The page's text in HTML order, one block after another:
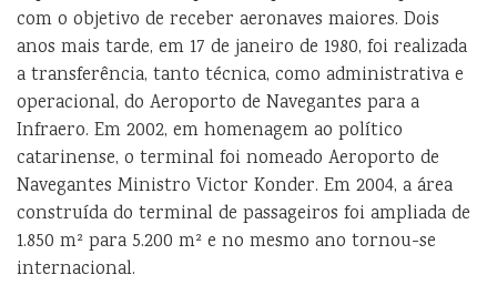
com o objetivo de receber aeronaves maiores. Dois
anos mais tarde, em 17 de janeiro de 1980, foi realizada
a transferência, tanto técnica, como administrativa e
operacional, do Aeroporto de Navegantes para a
Infraero. Em 2002, em homenagem ao político
catarinense, o terminal foi nomeado Aeroporto de
Navegantes Ministro Victor Konder. Em 2004, a área
construída do terminal de passageiros foi ampliada de
1.850 m² para 5.200 m² e no mesmo ano tornou-se
internacional.